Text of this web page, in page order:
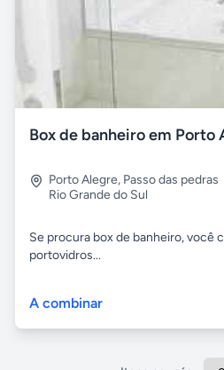
Box de banheiro em Porto
Porto Alegre, Passo das pedras
Rio Grande do Sul
Se procura box de banheiro, você
portovidros...
A combinar